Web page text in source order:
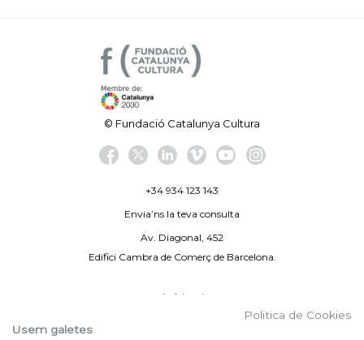
© Fundació Catalunya Cultura
+34 934 123 143
Envia’ns la teva consulta
Av. Diagonal, 452
Edifici Cambra de Comerç de Barcelona.
Avís legal
Politica de Cookies
Usem galetes